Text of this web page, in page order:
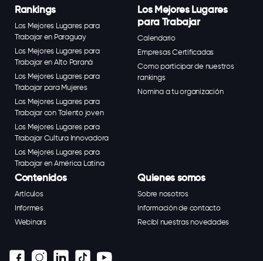
Rankings
Los Mejores Lugares para
Trabajar en Paraguay
Los Mejores Lugares para
Trabajar en Alto Paraná
Los Mejores Lugares para
Trabajar para Mujeres
Los Mejores Lugares para
Trabajar con Talento joven
Los Mejores Lugares para
Trabajar Cultura Innovadora
Los Mejores Lugares para
Trabajar en América Latina
Los Mejores Lugares
para Trabajar
Calendario
Empresas Certificadas
Como participar de nuestros
rankings
Nomina a tu organización
Contenidos
Artículos
Informes
Webinars
Quienes somos
Sobre nosotros
Información de contacto
Recibí nuestras novedades